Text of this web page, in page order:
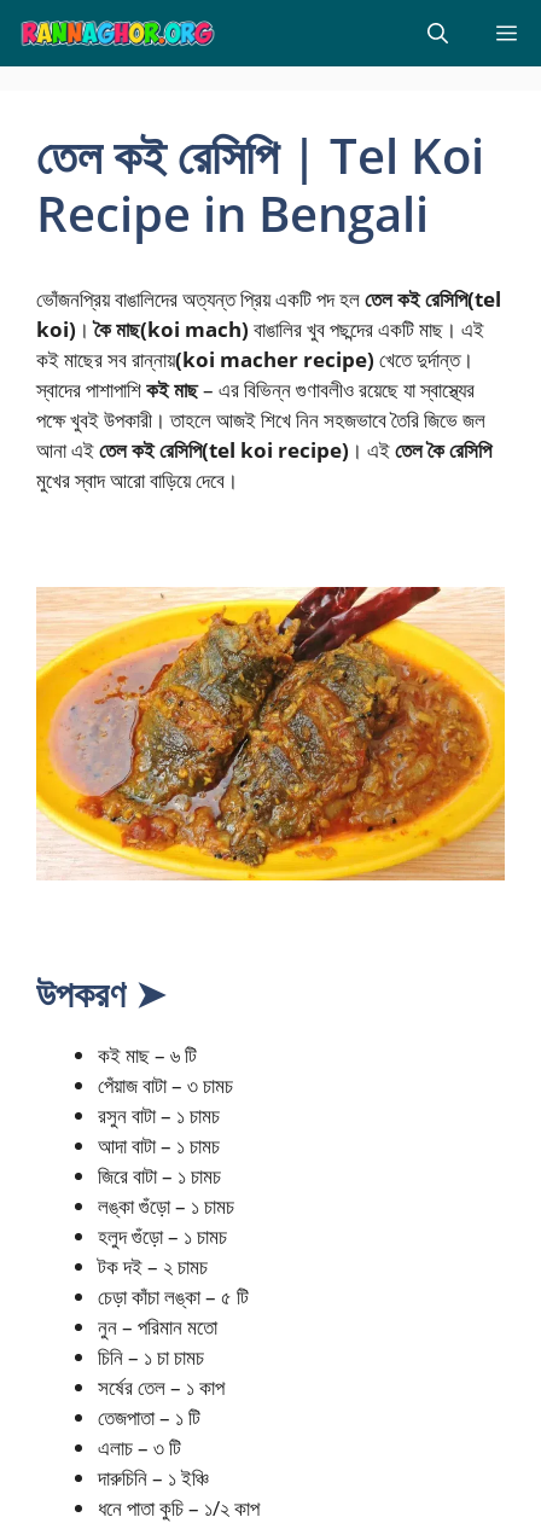
Skip
content
তেল কই রেসিপি | Tel Koi
Recipe in Bengali
ভোঁজনপ্রিয় বাঙালিদের অত্যন্ত প্রিয় একটি পদ হলতেল কই রেসিপি(tel
koi) ।কৈ মাছ(koi mach) বাঙালির খুব পছন্দের একটি মাছ। এই
কই মাছের সব রান্নায়(koi macher recipe) খেতে দুর্দান্ত।
স্বাদের পাশাপাশিকই মাছ– এর বিভিন্ন গুণাবলীও রয়েছে যা স্বাস্থ্যের
পক্ষে খুবই উপকারী। তাহলে আজই শিখে নিন সহজভাবে তৈরি জিভে জল
আনা এইতেল কই রেসিপি(tel koi recipe) । এইতেল কৈ রেসিপি
মুখের স্বাদ আরো বাড়িয়ে দেবে।
উপকরণ ➤
কই মাছ – ৬ টি
পেঁয়াজ বাটা – ৩ চামচ
রসুন বাটা – ১ চামচ
আদা বাটা – ১ চামচ
জিরে বাটা – ১ চামচ
লঙ্কা গুঁড়ো – ১ চামচ
হলুদ গুঁড়ো – ১ চামচ
টক দই – ২ চামচ
চেড়া কাঁচা লঙ্কা – ৫ টি
নুন – পরিমান মতো
চিনি – ১ চা চামচ
সর্ষের তেল – ১ কাপ
তেজপাতা – ১ টি
এলাচ – ৩ টি
দারুচিনি – ১ ইঞ্চি
ধনে পাতা কুচি – ১/২ কাপ